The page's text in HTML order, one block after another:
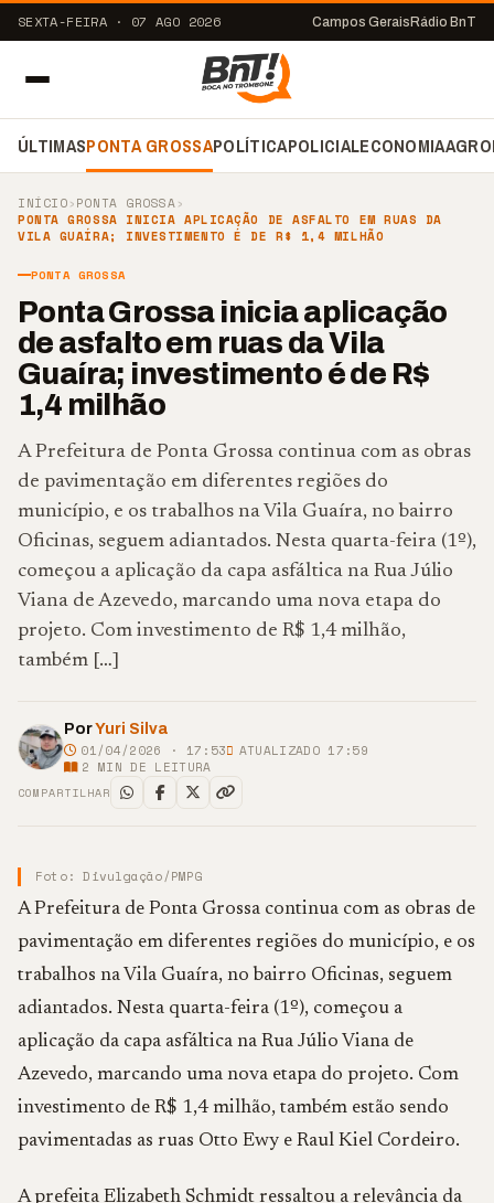
SEXTA-FEIRA · 07 AGO 2026 Campos Gerais Rádio BnT
ÚLTIMASPONTA GROSSAPOLÍTICAPOLICIALECONOMIA
INÍCIO›PONTA GROSSA›
PONTA GROSSA INICIA APLICAÇÃO DE ASFALTO EM RUAS DA
VILA GUAÍRA; INVESTIMENTO É DE R$ 1,4 MILHÃO
PONTA GROSSA
Ponta Grossa inicia aplicação
de asfalto em ruas da Vila
Guaíra; investimento é de R$
1,4 milhão
A Prefeitura de Ponta Grossa continua com as obras
de pavimentação em diferentes regiões do
município, e os trabalhos na Vila Guaíra, no bairro
Oficinas, seguem adiantados. Nesta quarta-feira (1º),
começou a aplicação da capa asfáltica na Rua Júlio
Viana de Azevedo, marcando uma nova etapa do
projeto. Com investimento de R$ 1,4 milhão,
também […]
PorYuri Silva
01/04/2026 · 17:53
ATUALIZADO 17:59
2 MIN DE LEITURA
COMPARTILHAR
Foto: Divulgação/PMPG
A Prefeitura de Ponta Grossa continua com as obras de
pavimentação em diferentes regiões do município, e os
trabalhos na Vila Guaíra, no bairro Oficinas, seguem
adiantados. Nesta quarta-feira (1º), começou a
aplicação da capa asfáltica na Rua Júlio Viana de
Azevedo, marcando uma nova etapa do projeto. Com
investimento de R$ 1,4 milhão, também estão sendo
pavimentadas as ruas Otto Ewy e Raul Kiel Cordeiro.
A prefeita Elizabeth Schmidt ressaltou a relevância da